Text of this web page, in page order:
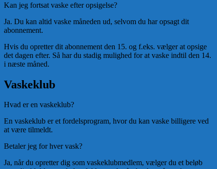
Kan jeg fortsat vaske efter opsigelse?
Ja. Du kan altid vaske måneden ud, selvom du har opsagt dit
abonnement.
Hvis du opretter dit abonnement den 15. og f.eks. vælger at opsige
det dagen efter. Så har du stadig mulighed for at vaske indtil den 14.
i næste måned.
Vaskeklub
Hvad er en vaskeklub?
En vaskeklub er et fordelsprogram, hvor du kan vaske billigere ved
at være tilmeldt.
Betaler jeg for hver vask?
Ja, når du opretter dig som vaskeklubmedlem, vælger du et beløb